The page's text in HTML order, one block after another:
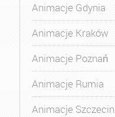
Animacje Gdynia
Animacje Kraków
Animacje Poznań
Animacje Rumia
Animacje Szczecin